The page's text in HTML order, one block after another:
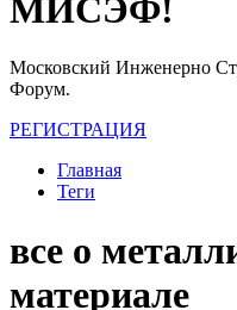
МИСЭФ!
Московский Инженерно
Форум.
РЕГИСТРАЦИЯ
Главная
Теги
все о
материале